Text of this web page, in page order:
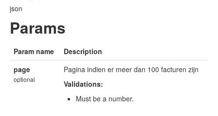
json
Params
Param name
Description
page
optional
Pagina indien er meer dan 100 facturen zijn
Validations:
Must be a number.